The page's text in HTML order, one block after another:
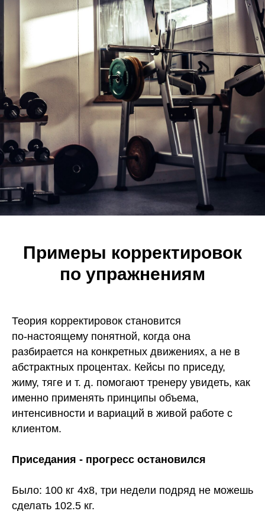
Примеры корректировок
по упражнениям
Теория корректировок становится
по‑настоящему понятной, когда она
разбирается на конкретных движениях, а не в
абстрактных процентах. Кейсы по приседу,
жиму, тяге и т. д. помогают тренеру увидеть, как
именно применять принципы объема,
интенсивности и вариаций в живой работе с
клиентом.
Приседания - прогресс остановился
Было: 100 кг 4х8, три недели подряд не можешь
сделать 102.5 кг.